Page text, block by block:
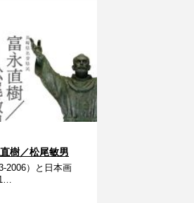
樹／松尾敏男
2006）と日本画